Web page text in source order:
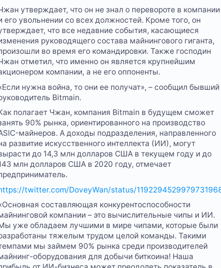
утверждает, что он не знал о перевороте в компании
его увольнении со всех должностей. Кроме того, он
что все недавние события, касающиеся
руководящего состава майнингового гиганта,
во время его командировки. Также господин
отметил, что именно он является крупнейшим
компании, а не его оппоненты.
нужна война, то они ее получат», – сообщил бывший
Bitmain.
полагает Чжан, компания Bitmain в будущем сможет
90% рынка, ориентированного на производство
майнеров. А доходы подразделения, направленного
развитие искусственного интеллекта (ИИ), могут
до 14,3 млн долларов США в текущем году и до
млн долларов США в 2020 году, отмечает
twitter.com/DoveyWan/status/
составляющая конкурентоспособности
компании – это вычислительные чипы и ИИ.
уже обладаем лучшими в мире чипами, которые были
тяжелым трудом целой команды. Такими
мы займем 90% рынка среди производителей
оборудования для добычи биткоина! Наша